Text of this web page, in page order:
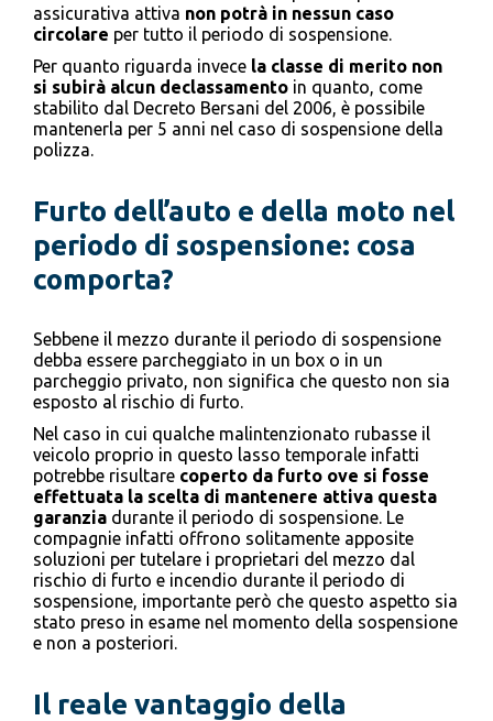
assicurativa attiva non potrà in nessun caso
circolare per tutto il periodo di sospensione.
Per quanto riguarda invece la classe di merito non
si subirà alcun declassamento in quanto, come
stabilito dal Decreto Bersani del 2006, è possibile
mantenerla per 5 anni nel caso di sospensione della
polizza.
Furto dell’auto e della moto nel
periodo di sospensione: cosa
comporta?
Sebbene il mezzo durante il periodo di sospensione
debba essere parcheggiato in un box o in un
parcheggio privato, non significa che questo non sia
esposto al rischio di furto.
Nel caso in cui qualche malintenzionato rubasse il
veicolo proprio in questo lasso temporale infatti
potrebbe risultare coperto da furto ove si fosse
effettuata la scelta di mantenere attiva questa
garanzia durante il periodo di sospensione. Le
compagnie infatti offrono solitamente apposite
soluzioni per tutelare i proprietari del mezzo dal
rischio di furto e incendio durante il periodo di
sospensione, importante però che questo aspetto sia
stato preso in esame nel momento della sospensione
e non a posteriori.
Il reale vantaggio della